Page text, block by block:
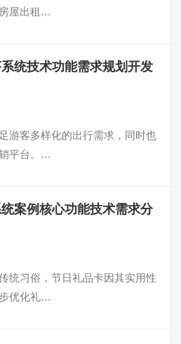
屋出租…
统技术功能需求规划开发
游客多样化的出行需求，同时也
平台。…
案例核心功能技术需求分
统习俗，节日礼品卡因其实用性
优化礼…